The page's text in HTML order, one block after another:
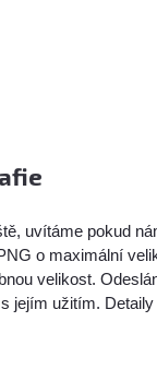
uvítáme pokud
o maximální
velikost.
jejím užitím.